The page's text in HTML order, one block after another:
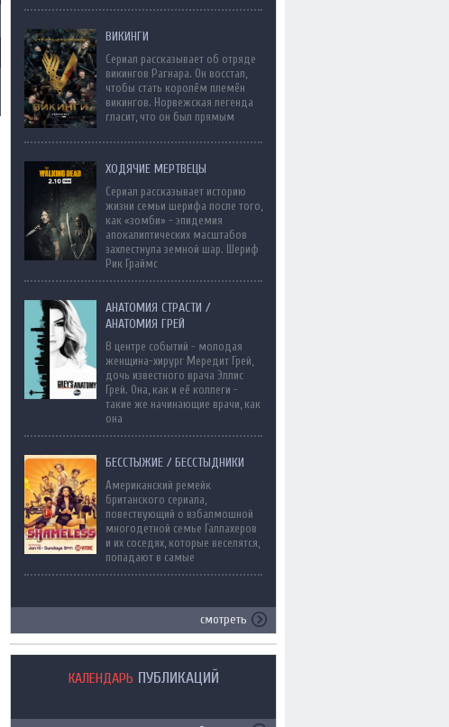
ВИКИНГИ
Сериал рассказывает об отряде
викингов Рагнара. Он восстал,
чтобы стать королём племён
викингов. Норвежская легенда
гласит, что он был прямым
ХОДЯЧИЕ МЕРТВЕЦЫ
Сериал рассказывает историю
жизни семьи шерифа после того,
как «зомби» - эпидемия
апокалиптических масштабов
захлестнула земной шар. Шериф
Рик Граймс
АНАТОМИЯ СТРАСТИ /
АНАТОМИЯ ГРЕЙ
В центре событий - молодая
женщина-хирург Мередит Грей,
дочь известного врача Эллис
Грей. Она, как и её коллеги -
такие же начинающие врачи, как
она
БЕССТЫЖИЕ / БЕССТЫДНИКИ
Американский ремейк
британского сериала,
повествующий о взбалмошной
многодетной семье Галлахеров
и их соседях, которые веселятся,
попадают в самые
смотреть
КАЛЕНДАРЬ ПУБЛИКАЦИЙ